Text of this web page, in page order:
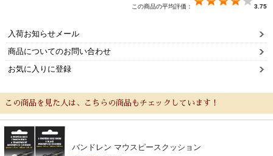
この商品の平均評価： 3.75
入荷お知らせメール
商品についてのお問い合わせ
お気に入りに登録
この商品を見た人は、こちらの商品もチェックしています！
バンドレン マウスピースクッション